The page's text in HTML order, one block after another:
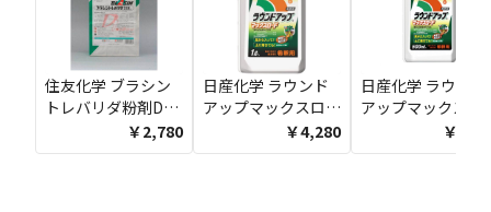
住友化学 ブラシン
トレバリダ粉剤DL
￥2,780
日産化学 ラウンド
アップマックスロー
￥4,280
日産化学 ラウンド
アップマックスロ
￥